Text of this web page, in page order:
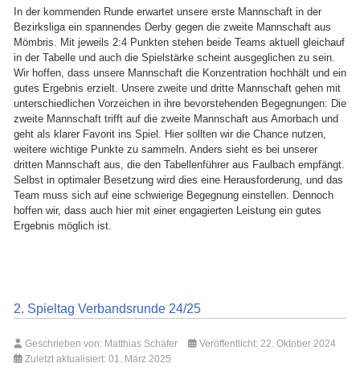
In der kommenden Runde erwartet unsere erste Mannschaft in der
Bezirksliga ein spannendes Derby gegen die zweite Mannschaft aus
Mömbris. Mit jeweils 2:4 Punkten stehen beide Teams aktuell gleichauf
in der Tabelle und auch die Spielstärke scheint ausgeglichen zu sein.
Wir hoffen, dass unsere Mannschaft die Konzentration hochhält und ein
gutes Ergebnis erzielt. Unsere zweite und dritte Mannschaft gehen mit
unterschiedlichen Vorzeichen in ihre bevorstehenden Begegnungen: Die
zweite Mannschaft trifft auf die zweite Mannschaft aus Amorbach und
geht als klarer Favorit ins Spiel. Hier sollten wir die Chance nutzen,
weitere wichtige Punkte zu sammeln. Anders sieht es bei unserer
dritten Mannschaft aus, die den Tabellenführer aus Faulbach empfängt.
Selbst in optimaler Besetzung wird dies eine Herausforderung, und das
Team muss sich auf eine schwierige Begegnung einstellen. Dennoch
hoffen wir, dass auch hier mit einer engagierten Leistung ein gutes
Ergebnis möglich ist.
2. Spieltag Verbandsrunde 24/25
Geschrieben von: Matthias Schäfer
Veröffentlicht: 22. Oktober 2024
Zuletzt aktualisiert: 01. März 2025